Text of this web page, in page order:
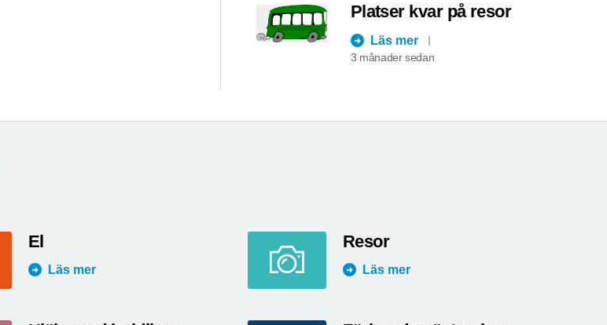
Platser kvar på resor
Läs mer
3 månader sedan
El
Läs mer
Resor
Läs mer